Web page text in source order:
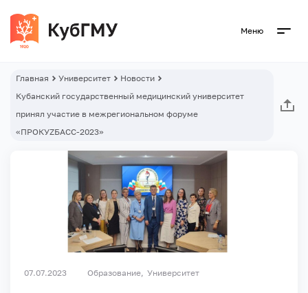
Меню
Главная Университет
Новости
Кубанский государственный медицинский университет
принял участие в межрегиональном форуме
«ПРОКУZБАСС-2023»
07.07.2023 Образование Университет